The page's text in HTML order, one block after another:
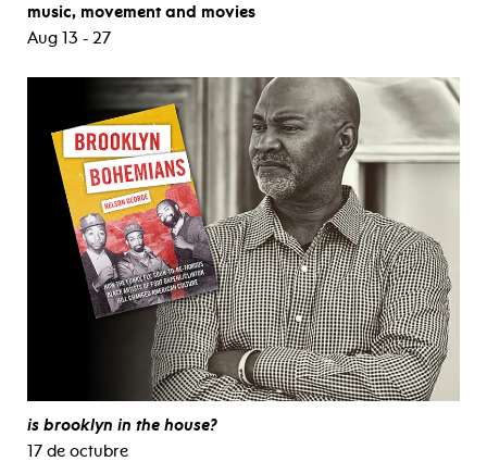
music, movement and movies
Aug 13 - 27
is brooklyn in the house?
17 de octubre